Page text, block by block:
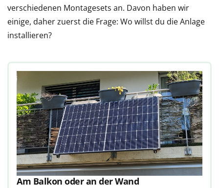
verschiedenen Montagesets an. Davon haben wir
einige, daher zuerst die Frage: Wo willst du die Anlage
installieren?
Am Balkon oder an der Wand